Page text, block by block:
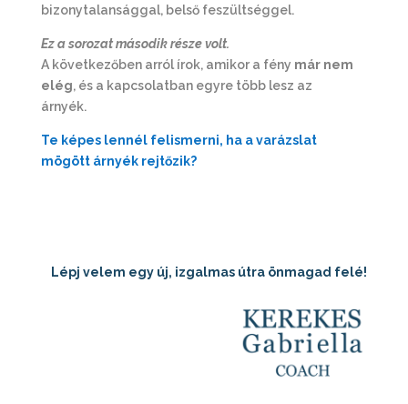
bizonytalansággal, belső feszültséggel.
Ez a sorozat második része volt.
A következőben arról írok, amikor a fény már nem
elég, és a kapcsolatban egyre több lesz az
árnyék.
Te képes lennél felismerni, ha a varázslat
mögött árnyék rejtőzik?
Lépj velem egy új, izgalmas útra önmagad felé!